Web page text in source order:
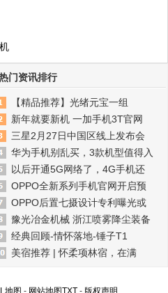
门资讯排行
【精品推荐】光绪元宝一组
新年就要新机 一加手机3T官网
三星2月27日中国区线上发布会
华为手机别乱买，3款机型值得入
以后开通5G网络了，4G手机还
OPPO全新系列手机官网开启预
OPPO后置七摄设计专利曝光或
豫光冶金机械 浙江喷雾降尘装备
经典回顾-情怀落地-锤子T1
美宿推荐 | 怀柔项林宿，在满